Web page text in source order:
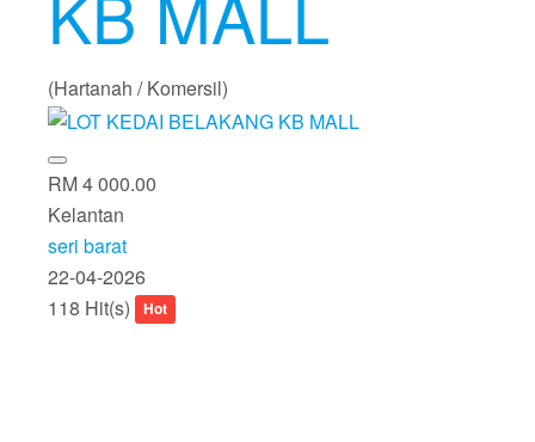
(Hartanah / Komersil)
RM 4 000.00
Kelantan
seri barat
22-04-2026
118 Hit(s)
Hot